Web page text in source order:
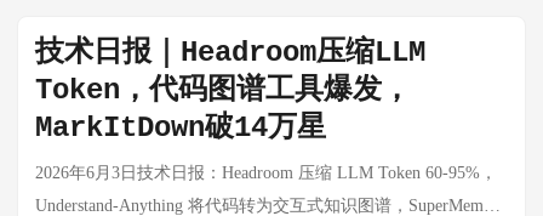
技术日报｜Headroom压缩LLM
Token，代码图谱工具爆发，
MarkItDown破14万星
2026年6月3日技术日报：Headroom 压缩 LLM Token 60-95%，
Understand-Anything 将代码转为交互式知识图谱，SuperMemory